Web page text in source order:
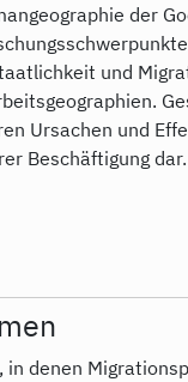
der
und
Ursachen und
Beschäftigung dar.
in denen